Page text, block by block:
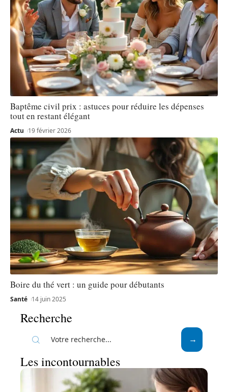
Baptême civil prix : astuces pour réduire les dépenses
tout en restant élégant
Actu 19 février 2026
Boire du thé vert : un guide pour débutants
Santé 14 juin 2025
Recherche
Les incontournables